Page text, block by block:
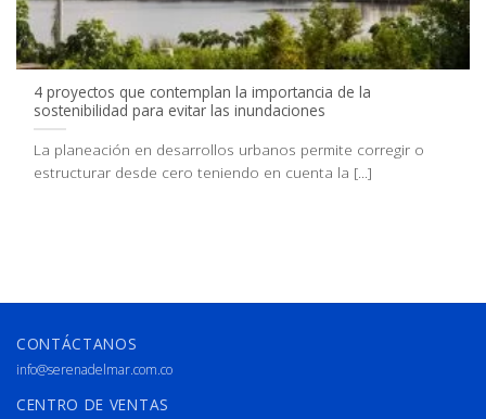
4 proyectos que contemplan la importancia de la
sostenibilidad para evitar las inundaciones
La planeación en desarrollos urbanos permite corregir o
estructurar desde cero teniendo en cuenta la [...]
CONTÁCTANOS
info@serenadelmar.com.co
CENTRO DE VENTAS